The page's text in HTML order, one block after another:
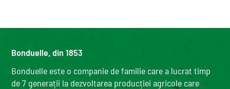
Bonduelle, din 1853
Bonduelle este o companie de familie care a lucrat timp
de 7 generații la dezvoltarea producției agricole care